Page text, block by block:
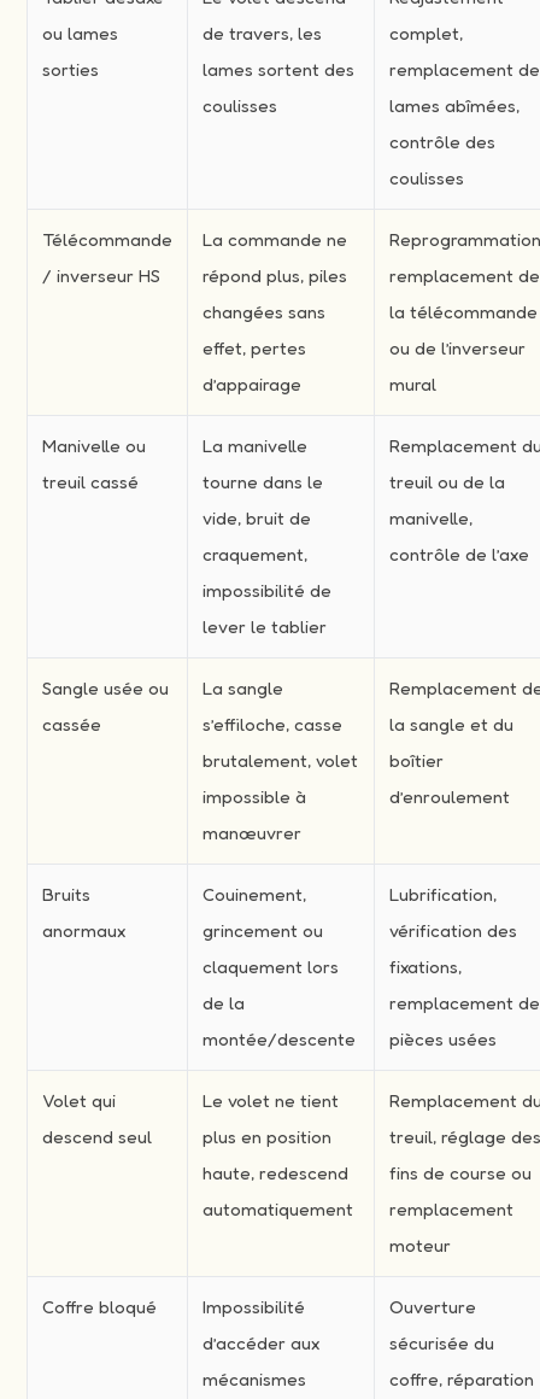
ou lames
sorties
de travers, les
lames sortent des
coulisses
complet,
remplacement de
lames abîmées,
contrôle des
coulisses
Télécommande
/ inverseur HS
La commande ne
répond plus, piles
changées sans
effet, pertes
d’appairage
remplacement de
la télécommande
ou de l’inverseur
mural
Manivelle ou
treuil cassé
La manivelle
tourne dans le
vide, bruit de
craquement,
impossibilité de
lever le tablier
Remplacement
treuil ou de la
manivelle,
contrôle de l’axe
Sangle usée ou
cassée
La sangle
s’effiloche, casse
brutalement, volet
impossible à
manœuvrer
Remplacement
la sangle et du
boîtier
d’enroulement
Bruits
anormaux
Couinement,
grincement ou
claquement lors
de la
montée/descente
Lubrification,
vérification des
fixations,
remplacement de
pièces usées
Volet qui
descend seul
Le volet ne tient
plus en position
haute, redescend
automatiquement
Remplacement
treuil, réglage
fins de course ou
remplacement
moteur
Coffre bloqué
Impossibilité
d’accéder aux
mécanismes
Ouverture
sécurisée du
coffre, réparation